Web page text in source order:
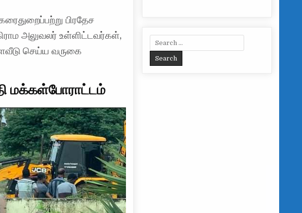
பிரதேச
அலுவலர் உள்ளிட்டவர்கள்,
செய்ய வருகை
மக்கள்போராட்டம்
Search for: